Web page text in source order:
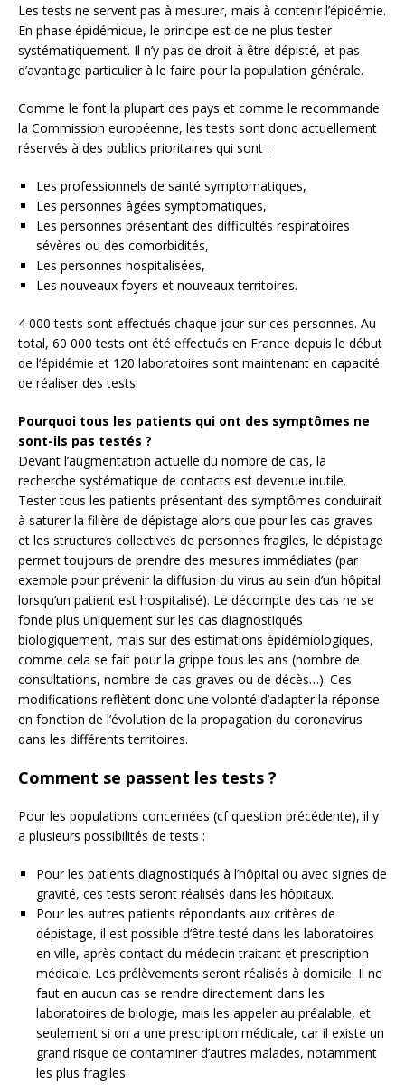
Les tests ne servent pas à mesurer, mais à contenir l’épidémie.
En phase épidémique, le principe est de ne plus tester
systématiquement. Il n’y pas de droit à être dépisté, et pas
d’avantage particulier à le faire pour la population générale.
Comme le font la plupart des pays et comme le recommande
la Commission européenne, les tests sont donc actuellement
réservés à des publics prioritaires qui sont :
Les professionnels de santé symptomatiques,
Les personnes âgées symptomatiques,
Les personnes présentant des difficultés respiratoires
sévères ou des comorbidités,
Les personnes hospitalisées,
Les nouveaux foyers et nouveaux territoires.
4 000 tests sont effectués chaque jour sur ces personnes. Au
total, 60 000 tests ont été effectués en France depuis le début
de l’épidémie et 120 laboratoires sont maintenant en capacité
de réaliser des tests.
Pourquoi tous les patients qui ont des symptômes ne
sont-ils pas testés ?
Devant l’augmentation actuelle du nombre de cas, la
recherche systématique de contacts est devenue inutile.
Tester tous les patients présentant des symptômes conduirait
à saturer la filière de dépistage alors que pour les cas graves
et les structures collectives de personnes fragiles, le dépistage
permet toujours de prendre des mesures immédiates (par
exemple pour prévenir la diffusion du virus au sein d’un hôpital
lorsqu’un patient est hospitalisé). Le décompte des cas ne se
fonde plus uniquement sur les cas diagnostiqués
biologiquement, mais sur des estimations épidémiologiques,
comme cela se fait pour la grippe tous les ans (nombre de
consultations, nombre de cas graves ou de décès…). Ces
modifications reflètent donc une volonté d’adapter la réponse
en fonction de l’évolution de la propagation du coronavirus
dans les différents territoires.
Comment se passent les tests ?
Pour les populations concernées (cf question précédente), il y
a plusieurs possibilités de tests :
Pour les patients diagnostiqués à l’hôpital ou avec signes de
gravité, ces tests seront réalisés dans les hôpitaux.
Pour les autres patients répondants aux critères de
dépistage, il est possible d’être testé dans les laboratoires
en ville, après contact du médecin traitant et prescription
médicale. Les prélèvements seront réalisés à domicile. Il ne
faut en aucun cas se rendre directement dans les
laboratoires de biologie, mais les appeler au préalable, et
seulement si on a une prescription médicale, car il existe un
grand risque de contaminer d’autres malades, notamment
les plus fragiles.